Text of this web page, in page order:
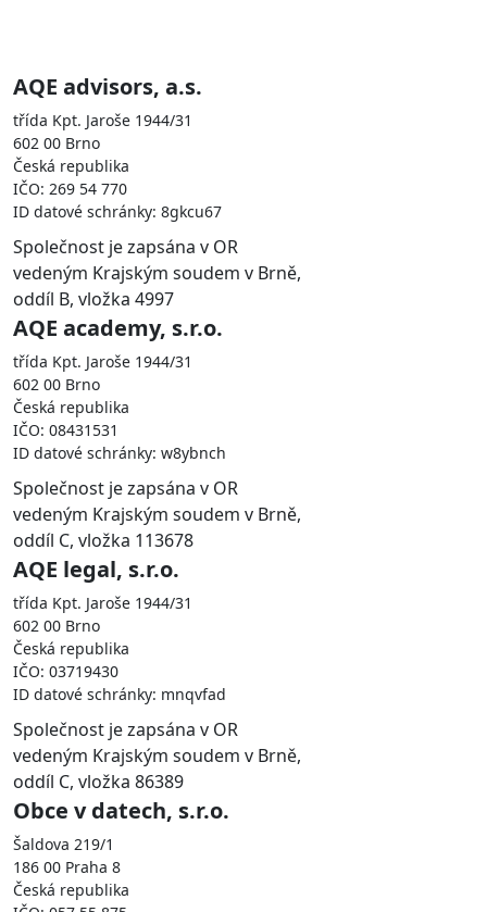
AQE advisors, a.s.
třída Kpt. Jaroše 1944/31
602 00 Brno
Česká republika
IČO: 269 54 770
ID datové schránky: 8gkcu67
Společnost je zapsána v OR
vedeným Krajským soudem v Brně,
oddíl B, vložka 4997
AQE academy, s.r.o.
třída Kpt. Jaroše 1944/31
602 00 Brno
Česká republika
IČO: 08431531
ID datové schránky: w8ybnch
Společnost je zapsána v OR
vedeným Krajským soudem v Brně,
oddíl C, vložka 113678
AQE legal, s.r.o.
třída Kpt. Jaroše 1944/31
602 00 Brno
Česká republika
IČO: 03719430
ID datové schránky: mnqvfad
Společnost je zapsána v OR
vedeným Krajským soudem v Brně,
oddíl C, vložka 86389
Obce v datech, s.r.o.
Šaldova 219/1
186 00 Praha 8
Česká republika